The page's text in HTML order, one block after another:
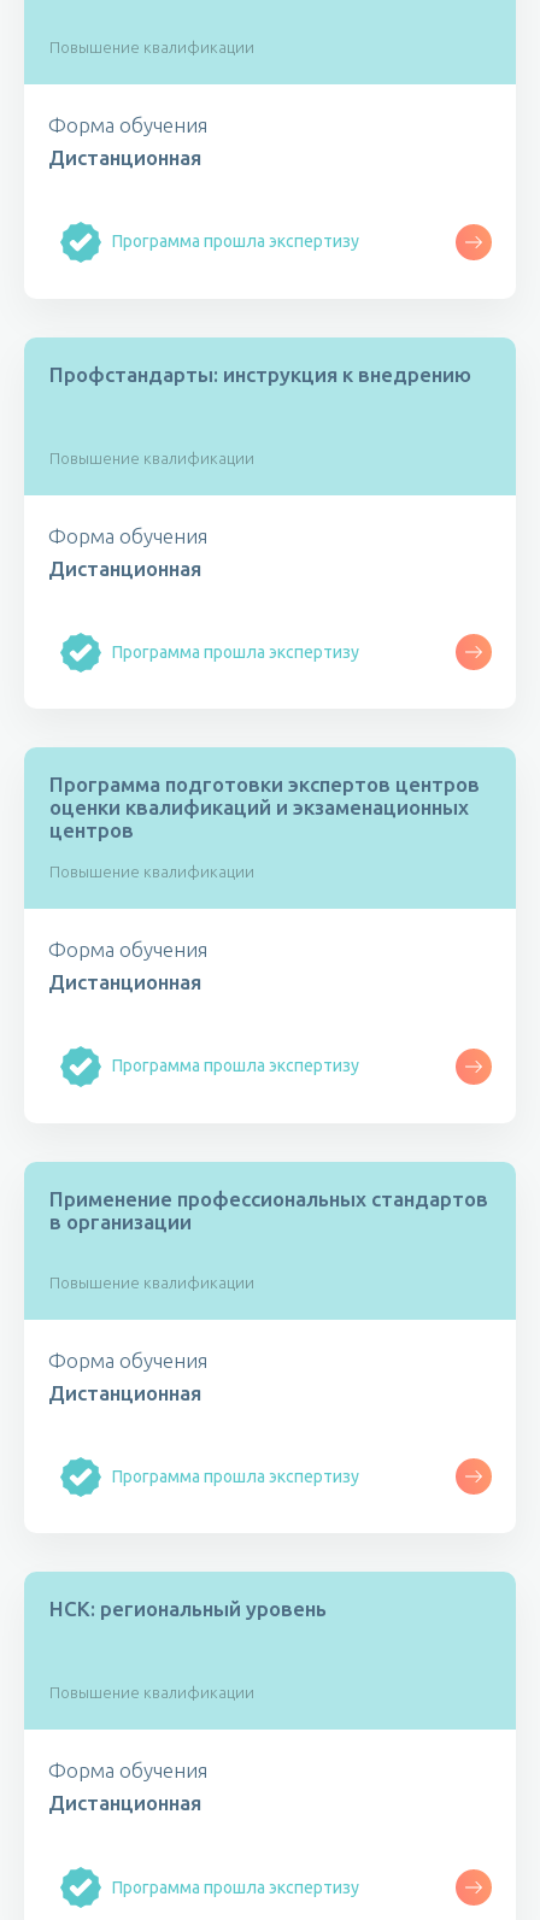
Повышение квалификации
Форма обучения
Дистанционная
Программа прошла экспертизу
Профстандарты: инструкция к внедрению
Повышение квалификации
Форма обучения
Дистанционная
Программа прошла экспертизу
Программа подготовки экспертов центров
оценки квалификаций и экзаменационных
центров
Повышение квалификации
Форма обучения
Дистанционная
Программа прошла экспертизу
Применение профессиональных стандартов
в организации
Повышение квалификации
Форма обучения
Дистанционная
Программа прошла экспертизу
НСК: региональный уровень
Повышение квалификации
Форма обучения
Дистанционная
Программа прошла экспертизу